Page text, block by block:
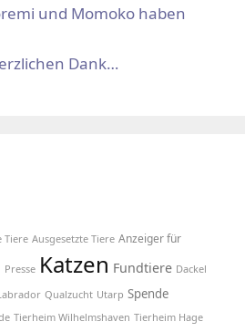
und Momoko haben
Dank…
Tiere Ausgesetzte Tiere Anzeiger für
Presse Katzen Fundtiere Dackel
Qualzucht Utarp Spende
Tierheim Wilhelmshaven Tierheim Hage